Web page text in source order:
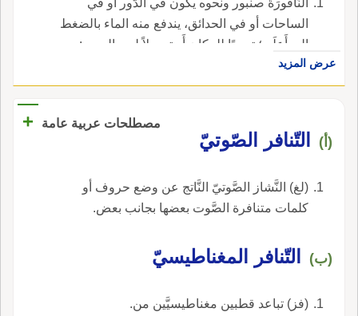
الساحات أو في الحدائق، يندفع منه الماء بالضغط
إلى أَعلَى؛ تبريدًا للمكان أَو تجميلاً له. والجمع :
نوافيرُ.
عرض المزيد
مصطلحات عربية عامة +
(أ) التّنافر الصّوتيّ
(لغ) النَّشاز الصَّوتيّ النَّاتج عن وضع حروف أو
كلمات متنافرة الصَّوت بعضها بجانب بعض.
(ب) التّنافر المغناطيسيّ
(فز) تباعد قطبين مغناطيسيَّين من.